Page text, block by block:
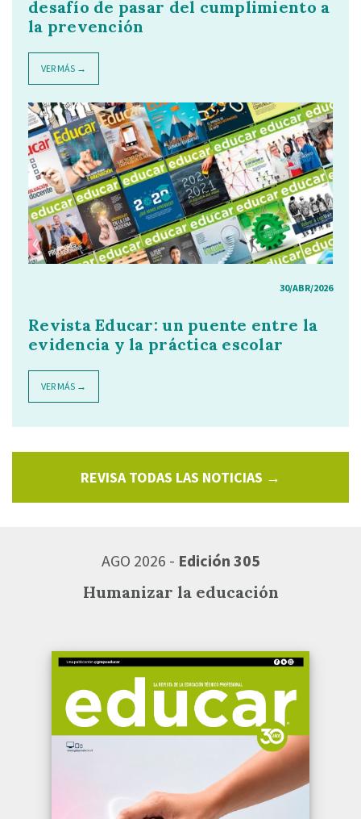
desafío de pasar del cumplimiento a
la prevención
VER MÁS →
30/ABR/2026
Revista Educar: un puente entre la
evidencia y la práctica escolar
VER MÁS →
REVISA TODAS LAS NOTICIAS →
AGO 2026 - Edición 305
Humanizar la educación